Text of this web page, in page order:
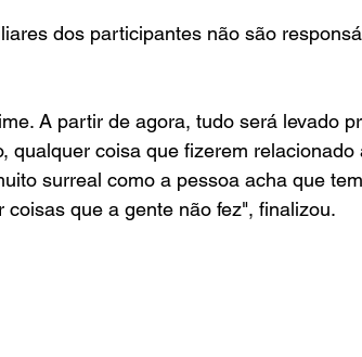
dos participantes não são
A partir de agora, tudo será levado
qualquer coisa que fizerem relacionado
surreal como a pessoa acha que
que a gente não fez", finalizou.